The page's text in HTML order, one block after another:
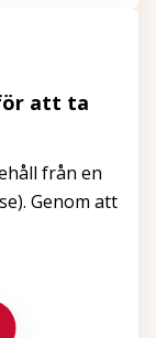
att ta
från en
Genom att